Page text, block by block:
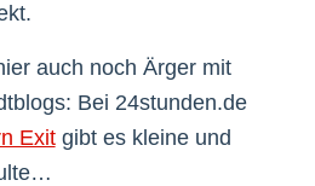
auch noch Ärger mit
Bei 24stunden.de
Exitgibt es kleine und